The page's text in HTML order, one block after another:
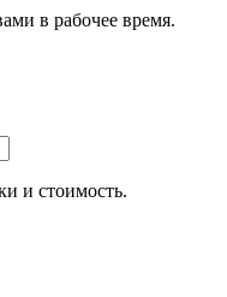
в рабочее время.
и стоимость.